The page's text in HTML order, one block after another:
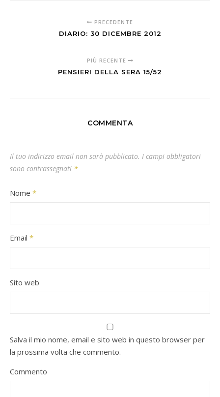
PRECEDENTE
DIARIO: 30 DICEMBRE 2012
PIÙ RECENTE
PENSIERI DELLA SERA 15/52
COMMENTA
Il tuo indirizzo email non sarà pubblicato. I campi obbligatori
sono contrassegnati *
Nome *
Email *
Sito web
Salva il mio nome, email e sito web in questo browser per
la prossima volta che commento.
Commento